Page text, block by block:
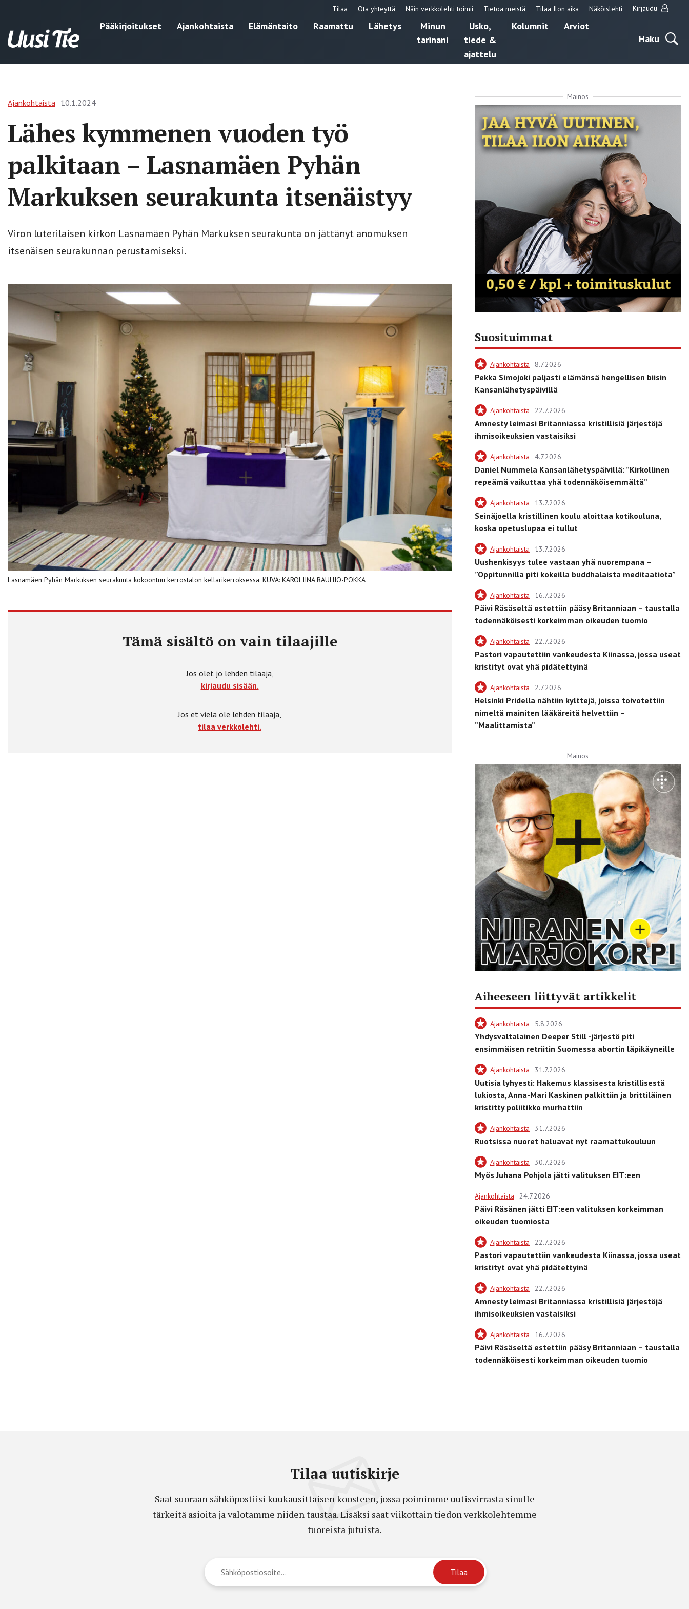
Tilaa Ota yhteyttä Näin verkkolehti toimii Tietoa meistä Tilaa Ilon aika Näköislehti Kirjaudu
Pääkirjoitukset Ajankohtaista Elämäntaito Raamattu Lähetys
Minun
tarinani
Usko,
tiede &
ajattelu
Kolumnit
Arviot
Haku
Ajankohtaista 10.1.2024
Lähes kymmenen vuoden työ
palkitaan – Lasnamäen Pyhän
Markuksen seurakunta itsenäistyy
Viron luterilaisen kirkon Lasnamäen Pyhän Markuksen seurakunta on jättänyt anomuksen
itsenäisen seurakunnan perustamiseksi.
Lasnamäen Pyhän Markuksen seurakunta kokoontuu kerrostalon kellarikerroksessa. KUVA: KAROLIINA RAUHIO-POKKA
Tämä sisältö on vain tilaajille
Jos olet jo lehden tilaaja,
kirjaudu sisään.
Jos et vielä ole lehden tilaaja,
tilaa verkkolehti.
Mainos
Suosituimmat
Ajankohtaista 8.7.2026
Pekka Simojoki paljasti elämänsä hengellisen biisin
Kansanlähetyspäivillä
Ajankohtaista 22.7.2026
Amnesty leimasi Britanniassa kristillisiä järjestöjä
ihmisoikeuksien vastaisiksi
Ajankohtaista 4.7.2026
Daniel Nummela Kansanlähetyspäivillä: ”Kirkollinen
repeämä vaikuttaa yhä todennäköisemmältä”
Ajankohtaista 13.7.2026
Seinäjoella kristillinen koulu aloittaa kotikouluna,
koska opetuslupaa ei tullut
Ajankohtaista 13.7.2026
Uushenkisyys tulee vastaan yhä nuorempana –
”Oppitunnilla piti kokeilla buddhalaista meditaatiota”
Ajankohtaista 16.7.2026
Päivi Räsäseltä estettiin pääsy Britanniaan – taustalla
todennäköisesti korkeimman oikeuden tuomio
Ajankohtaista 22.7.2026
Pastori vapautettiin vankeudesta Kiinassa, jossa useat
kristityt ovat yhä pidätettyinä
Ajankohtaista 2.7.2026
Helsinki Pridella nähtiin kylttejä, joissa toivotettiin
nimeltä mainiten lääkäreitä helvettiin –
”Maalittamista”
Mainos
Aiheeseen liittyvät artikkelit
Ajankohtaista 5.8.2026
Yhdysvaltalainen Deeper Still -järjestö piti
ensimmäisen retriitin Suomessa abortin läpikäyneille
Ajankohtaista 31.7.2026
Uutisia lyhyesti: Hakemus klassisesta kristillisestä
lukiosta, Anna-Mari Kaskinen palkittiin ja brittiläinen
kristitty poliitikko murhattiin
Ajankohtaista 31.7.2026
Ruotsissa nuoret haluavat nyt raamattukouluun
Ajankohtaista 30.7.2026
Myös Juhana Pohjola jätti valituksen EIT:een
Ajankohtaista 24.7.2026
Päivi Räsänen jätti EIT:een valituksen korkeimman
oikeuden tuomiosta
Ajankohtaista 22.7.2026
Pastori vapautettiin vankeudesta Kiinassa, jossa useat
kristityt ovat yhä pidätettyinä
Ajankohtaista 22.7.2026
Amnesty leimasi Britanniassa kristillisiä järjestöjä
ihmisoikeuksien vastaisiksi
Ajankohtaista 16.7.2026
Päivi Räsäseltä estettiin pääsy Britanniaan – taustalla
todennäköisesti korkeimman oikeuden tuomio
Tilaa uutiskirje
Saat suoraan sähköpostiisi kuukausittaisen koosteen, jossa poimimme uutisvirrasta sinulle
tärkeitä asioita ja valotamme niiden taustaa. Lisäksi saat viikottain tiedon verkkolehtemme
tuoreista jutuista.